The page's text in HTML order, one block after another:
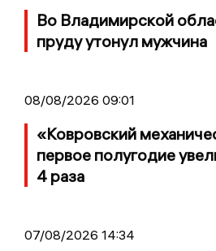
Во Владимирской
пруду утонул мужчина
08/08/2026 09:01
«Ковровский
первое полугодие
4 раза
07/08/2026 14:34